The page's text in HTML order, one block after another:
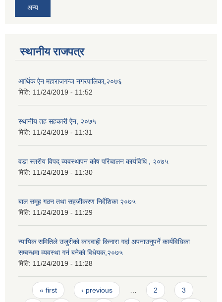
अन्य
स्थानीय राजपत्र
आर्थिक ऐन महाराजगन्ज नगरपालिका,२०७६
मिति: 11/24/2019 - 11:52
स्थानीय तह सहकारी ऐन, २०७५
मिति: 11/24/2019 - 11:31
वडा स्तरीय विपद् व्यवस्थापन कोष परिचालन कार्यविधि , २०७५
मिति: 11/24/2019 - 11:30
बाल समूह गठन तथा सहजीकरण निर्देशिका २०७५
मिति: 11/24/2019 - 11:29
न्यायिक समितिले उजुरीको कारवाही किनारा गर्दा अपनाउनुपर्ने कार्यविधिका
सम्वन्धमा व्यवस्था गर्न बनेको विधेयक,२०७५
मिति: 11/24/2019 - 11:28
Pages
« first ‹ previous … 2 3